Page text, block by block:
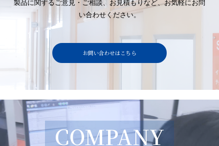
製品に関するご意見・ご相談、お見積もりなど、お気軽にお問
い合わせください。
お問い合わせはこちら
COMPANY